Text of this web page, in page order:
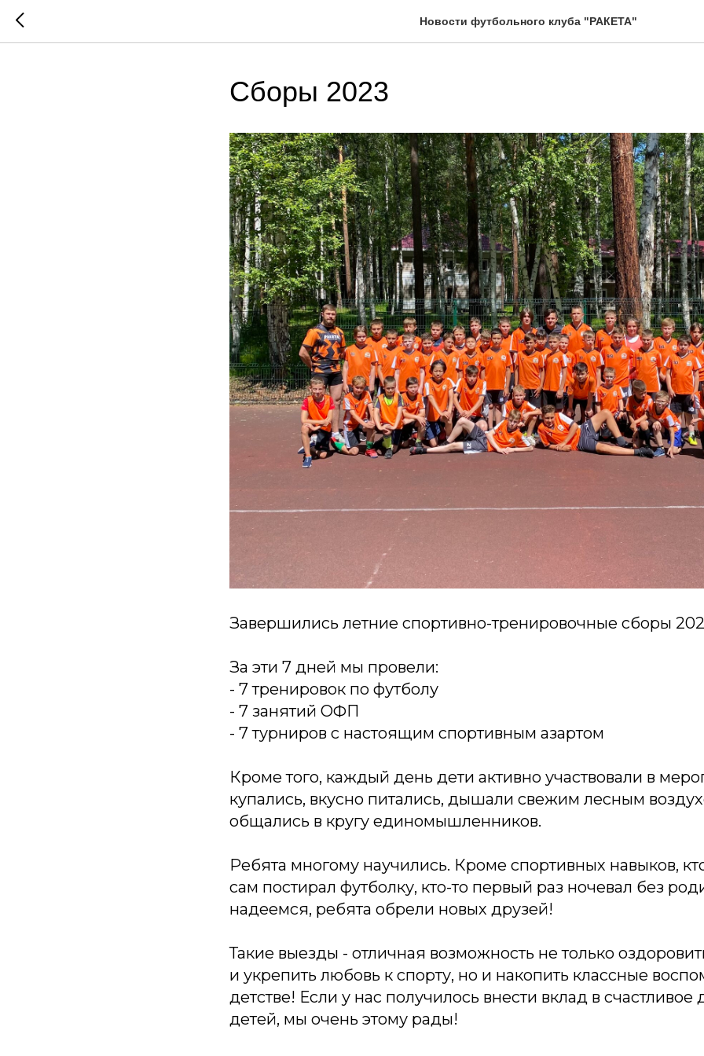
Новости футбольного клуба "РАКЕТА"
Сборы 2023
Завершились летние спортивно-тренировочные сборы
За эти 7 дней мы провели:
- 7 тренировок по футболу
- 7 занятий ОФП
- 7 турниров с настоящим спортивным азартом
Кроме того, каждый день дети активно участвовали в
купались, вкусно питались, дышали свежим лесным
общались в кругу единомышленников.
Ребята многому научились. Кроме спортивных навыков,
сам постирал футболку, кто-то первый раз ночевал без
надеемся, ребята обрели новых друзей!
Такие выезды - отличная возможность не только
и укрепить любовь к спорту, но и накопить классные
детстве! Если у нас получилось внести вклад в счастливое
детей, мы очень этому рады!